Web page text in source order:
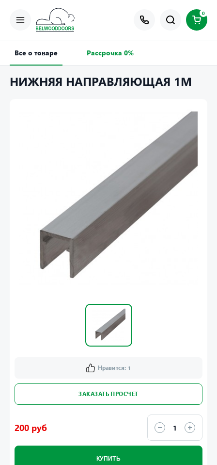
0
Все о товаре Рассрочка 0%
НИЖНЯЯ НАПРАВЛЯЮЩАЯ 1М
Нравится: 1
ЗАКАЗАТЬ ПРОСЧЕТ
200 руб
КУПИТЬ